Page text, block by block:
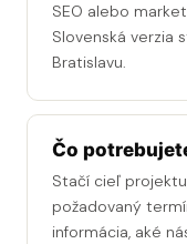
SEO alebo
Slovenská verzia
Bratislavu.
Čo
Stačí cieľ
požadovaný
informácia, aké